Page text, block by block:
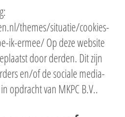
themes/situatie/cookies-
ik-ermee/ Op deze website
door derden. Dit zijn
en/of de sociale media-
opdracht van MKPC B.V..